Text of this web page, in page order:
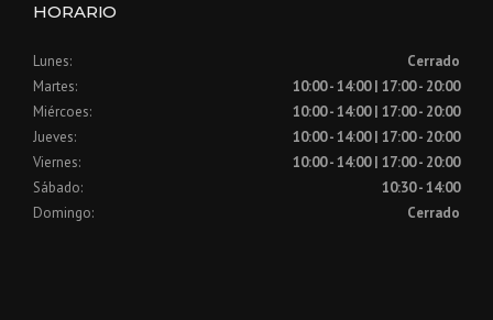
HORARIO
Lunes:
Cerrado
Martes:
10:00 - 14:00 | 17:00 - 20:00
Miércoes:
10:00 - 14:00 | 17:00 - 20:00
Jueves:
10:00 - 14:00 | 17:00 - 20:00
Viernes:
10:00 - 14:00 | 17:00 - 20:00
Sábado:
10:30 - 14:00
Domingo:
Cerrado